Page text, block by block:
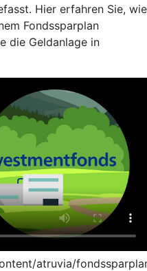
Hier erfahren Sie, wie
Fondssparplan
die Geldanlage in
atruvia/